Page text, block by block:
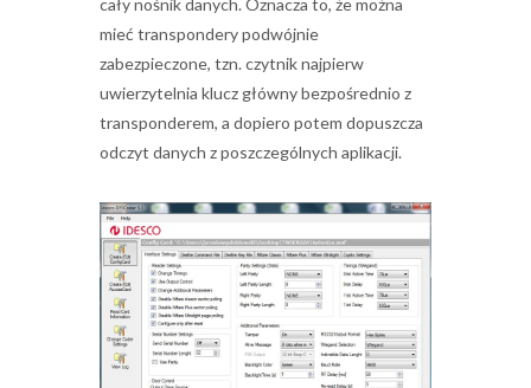
cały nośnik danych. Oznacza to, że można
mieć transpondery podwójnie
zabezpieczone, tzn. czytnik najpierw
uwierzytelnia klucz główny bezpośrednio z
transponderem, a dopiero potem dopuszcza
odczyt danych z poszczególnych aplikacji.